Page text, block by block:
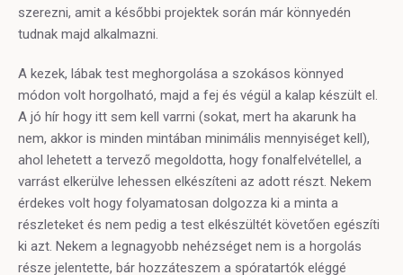
szerezni, amit a későbbi projektek során már könnyedén
tudnak majd alkalmazni.
A kezek, lábak test meghorgolása a szokásos könnyed
módon volt horgolható, majd a fej és végül a kalap készült el.
A jó hír hogy itt sem kell varrni (sokat, mert ha akarunk ha
nem, akkor is minden mintában minimális mennyiséget kell),
ahol lehetett a tervező megoldotta, hogy fonalfelvétellel, a
varrást elkerülve lehessen elkészíteni az adott részt. Nekem
érdekes volt hogy folyamatosan dolgozza ki a minta a
részleteket és nem pedig a test elkészültét követően egészíti
ki azt. Nekem a legnagyobb nehézséget nem is a horgolás
része jelentette, bár hozzáteszem a spóratartók eléggé